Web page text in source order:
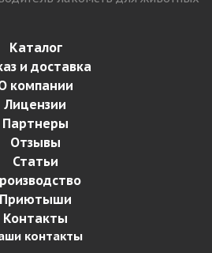
Каталог
и доставка
компании
Лицензии
Партнеры
Отзывы
Статьи
Приютыши
Контакты
контакты